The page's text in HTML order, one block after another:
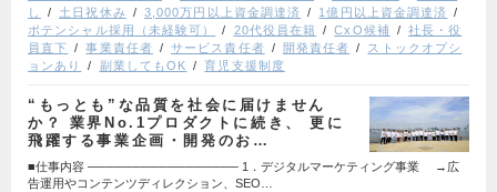
し
土日祝休み 3,000万円以上資金調達済
1億円以上資金調達済
ポテンシャル採用（未経験可）
20代役員在籍 CxO候補
社長・役
員直下
事業責任者 サービス責任者 開発責任者
ストックオプシ
ョンあり
副業してもOK 育児支援制度
“もっとも”な品質を社会に届けません
か？ 業界No.1プロダクトに続き、 更に
飛躍する事業企画・開発のお…
■仕事内容 ───────────────── 1．デジタルマーケティング事業 →広
告運用やコンテンツディレクション、SEO…